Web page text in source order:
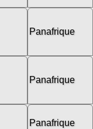
Panafrique
Panafrique
Panafrique